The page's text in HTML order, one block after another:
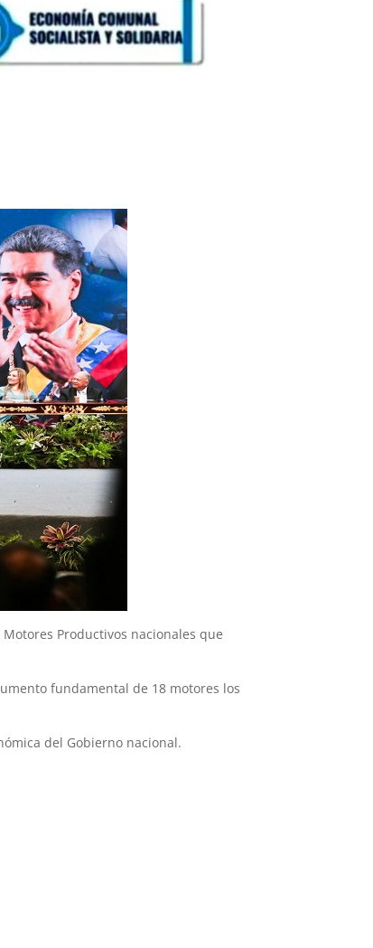
Productivos nacionales que
fundamental de 18 motores los
del Gobierno nacional.